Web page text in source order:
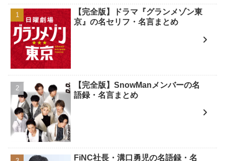
【完全版】ドラマ『グランメゾン東
京』の名セリフ・名言まとめ
【完全版】SnowManメンバーの名
語録・名言まとめ
FiNC社長・溝口勇児の名語録・名